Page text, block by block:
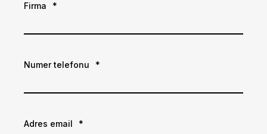
Firma *
Numer telefonu *
Adres email *